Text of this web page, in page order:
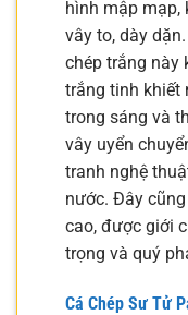
hình mập mạp,
vây to, dày
chép trắng này
trắng tinh khiết
trong sáng và
vây uyển
tranh nghệ
nước. Đây
cao, được giới
trọng và quý
Cá Chép Sư Tử